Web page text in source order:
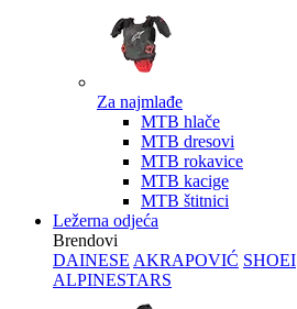
Za najmlađe
MTB hlače
MTB dresovi
MTB rokavice
MTB kacige
MTB štitnici
Ležerna odjeća
Brendovi
DAINESE AKRAPOVIĆ SHOEI
ALPINESTARS